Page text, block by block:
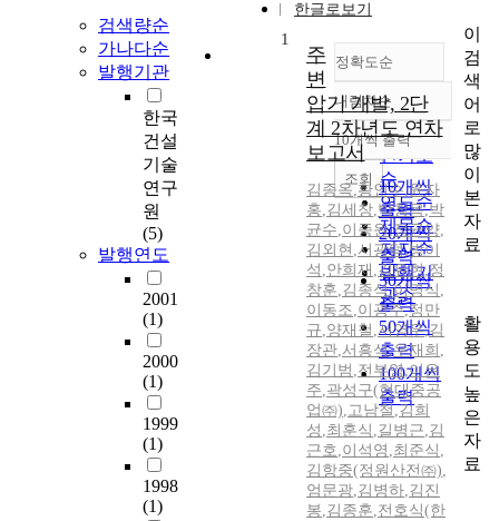
검색량순
가나다순
발행기관
한국
건설
기술
연구
원
(5)
발행연도
2001
(1)
2000
(1)
1999
(1)
1998
(1)
한글로보기
정확도순
정확도
순
인기도
순
연도순
제목순
저자순
발행기
관순
내림차순
내림차순
10개씩 출력
10개씩
출력
20개씩
출력
30개씩
출력
50개씩
출력
100개씩
출력
조회
1
주
변
압기 개발, 2단
계 2차년도 연차
보고서
김종옥,황인수,윤자
홍,김세창,박창목,박
균수,이종원,정균양,
김외현 ,서광덕,방이
석 ,안희재 ,김유현,정
창훈,김종석,이명식 ,
이동조,이광주,정만
규,양재철 ,서영우,김
장관,서흥석,우재희 ,
김기범 ,전부영,이은
주,곽성구(현대중공
업㈜),고남철,김희
성 ,최훈식 , 길병근,김
근호,이석영 ,최준식 ,
김항중(정원산전㈜),
엄문광,김병하,김진
봉,김종훈,전호식(한
이
검
색
어
로
많
이
본
자
료
활
용
도
높
은
자
료